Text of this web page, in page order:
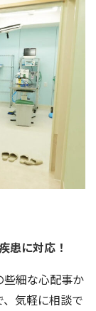
患に対応！
細な心配事か
気軽に相談で